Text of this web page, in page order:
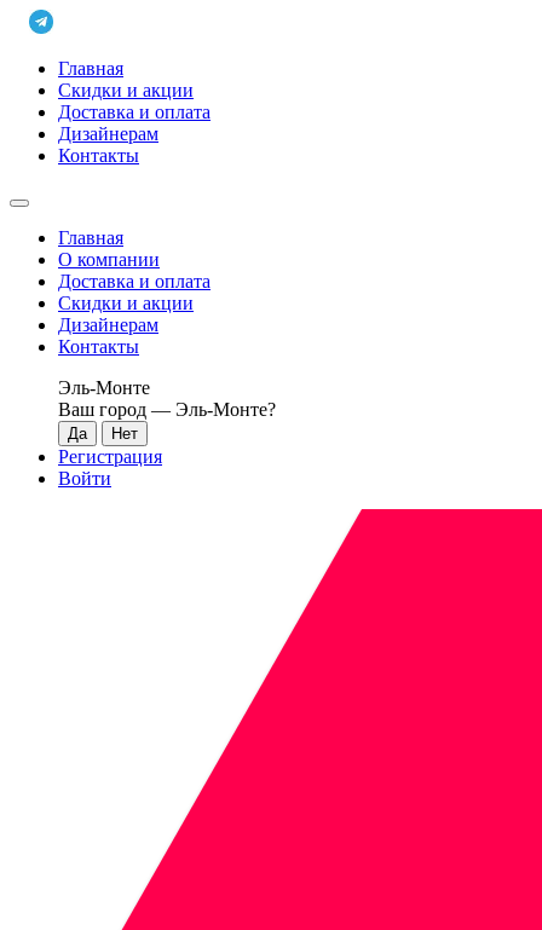
Главная
Скидки и акции
Доставка и оплата
Дизайнерам
Контакты
Главная
О компании
Доставка и оплата
Скидки и акции
Дизайнерам
Контакты
Эль-Монте
Ваш город — Эль-Монте?
Регистрация
Войти